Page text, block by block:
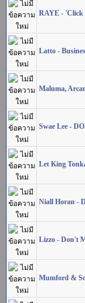
RAYE - 'Click
Latto -
Maluma,
Swae Lee -
Let King
Niall Horan -
Lizzo - Don't
Mumford &